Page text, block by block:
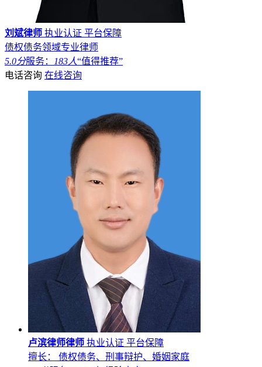
刘斌律师 执业认证 平台保障
债权债务领域专业律师
5.0分服务： 183人“值得推荐”
电话咨询 在线咨询
卢滨律师律师 执业认证 平台保障
擅长： 债权债务、刑事辩护、婚姻家庭